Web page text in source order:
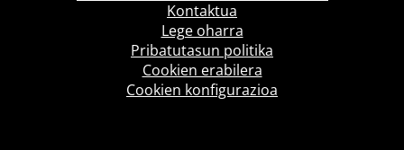
Kontaktua
Lege oharra
Pribatutasun politika
Cookien erabilera
Cookien konfigurazioa